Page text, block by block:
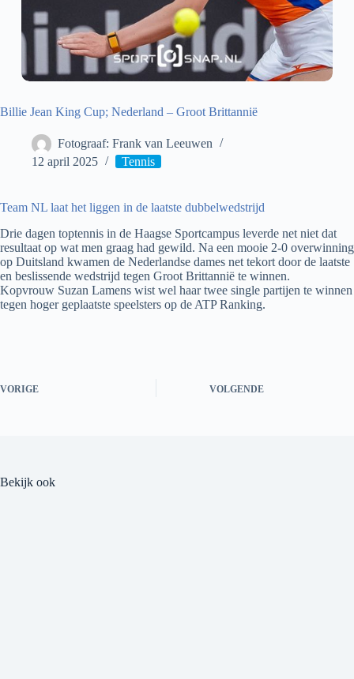
Billie Jean King Cup; Nederland – Groot Brittannië
Fotograaf: Frank van Leeuwen
12 april 2025
Tennis
Team NL laat het liggen in de laatste dubbelwedstrijd
Drie dagen toptennis in de Haagse Sportcampus leverde net niet dat
resultaat op wat men graag had gewild. Na een mooie 2-0 overwinning
op Duitsland kwamen de Nederlandse dames net tekort door de laatste
en beslissende wedstrijd tegen Groot Brittannië te winnen.
Kopvrouw Suzan Lamens wist wel haar twee single partijen te winnen
tegen hoger geplaatste speelsters op de ATP Ranking.
VORIGE VOLGENDE
Bekijk ook